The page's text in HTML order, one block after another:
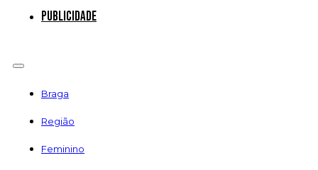
Publicidade
Braga
Região
Feminino